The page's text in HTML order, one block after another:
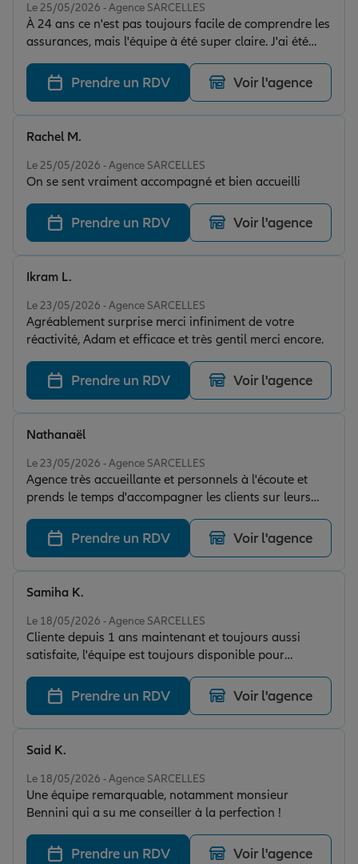
Le 25/05/2026 - Agence SARCELLES
À 24 ans ce n'est pas toujours facile de comprendre les
assurances, mais l'équipe à été super claire. J'ai été
bien conseillé sans qu'on essaie de me vendre
n'importe quoiPrendre un RDV Voir l'agence
Le 25/05/2026 - Agence SARCELLES
On se sent vraiment accompagné et bien accueilli
Rachel M.
Prendre un RDV Voir l'agence
Le 23/05/2026 - Agence SARCELLES
Agréablement surprise merci infiniment de votre
réactivité, Adam et efficace et très gentil merci encore.
Ikram L.
Prendre un RDV Voir l'agence
Le 23/05/2026 - Agence SARCELLES
Agence très accueillante et personnels à l'écoute et
prends le temps d'accompagner les clients sur leurs
besoins. Merci beaucoup à l'agence de sarcelles.
Nathanaël
Prendre un RDV Voir l'agence
Le 18/05/2026 - Agence SARCELLES
Cliente depuis 1 ans maintenant et toujours aussi
satisfaite, l'équipe est toujours disponible pour
n'importe quelle question. Je suis ravie.
Samiha K.
Prendre un RDV Voir l'agence
Le 18/05/2026 - Agence SARCELLES
Une équipe remarquable, notamment monsieur
Bennini qui a su me conseiller à la perfection !
Said K.
Prendre un RDV Voir l'agence